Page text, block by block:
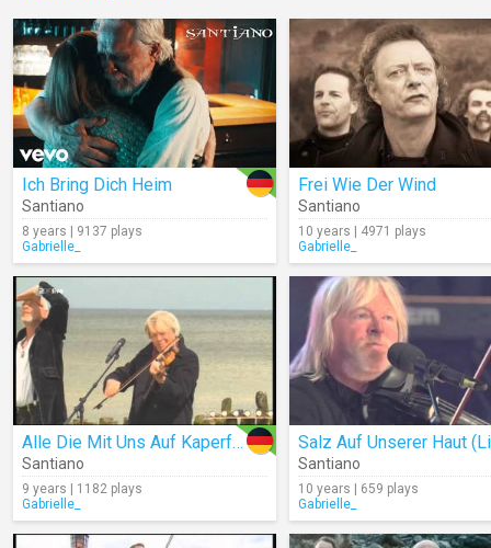
Ich Bring Dich Heim
Santiano
8 years | 9137 plays
Gabrielle_
Frei Wie Der Wind
Santiano
10 years | 4971 plays
Gabrielle_
Alle Die Mit Uns Auf Kaperfahrt Fahren
Santiano
9 years | 1182 plays
Gabrielle_
Salz Auf Unserer Haut
Santiano
10 years | 659 plays
Gabrielle_